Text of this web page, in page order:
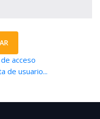
acceso
de usuario...